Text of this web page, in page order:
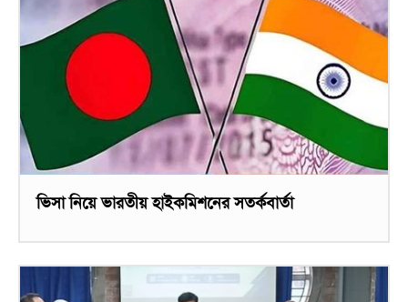
ভিসা নিয়ে ভারতীয় হাইকমিশনের সতর্কবার্তা